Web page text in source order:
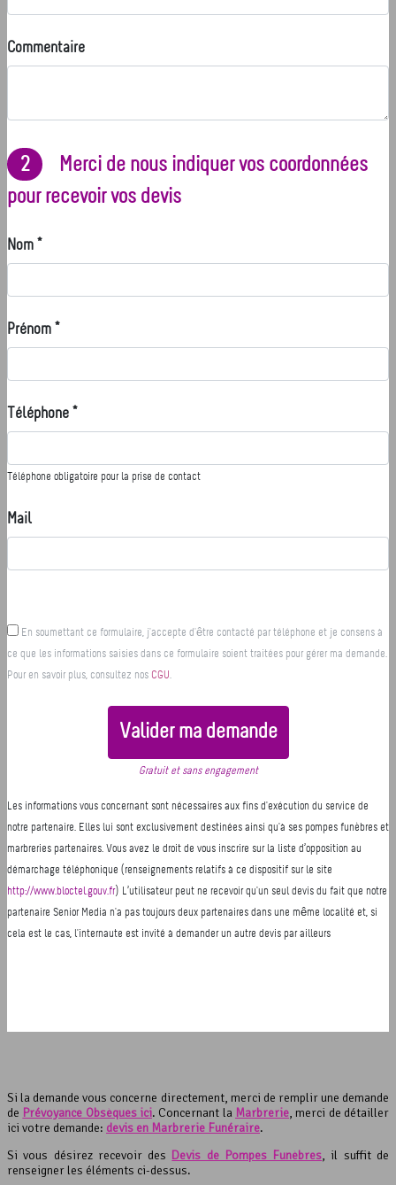
Si la demande vous concerne directement, merci de remplir une demande
de Prévoyance Obsèques ici. Concernant la Marbrerie, merci de détailler
ici votre demande: devis en Marbrerie Funéraire.
Si vous désirez recevoir des Devis de Pompes Funèbres, il suffit de
renseigner les éléments ci-dessus.